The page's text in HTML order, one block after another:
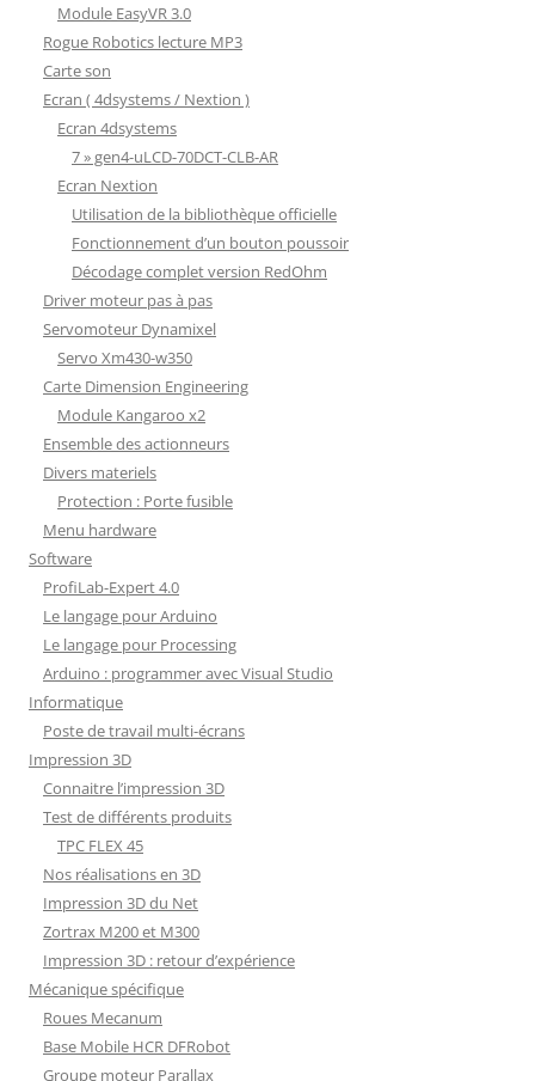
Module EasyVR 3.0
Rogue Robotics lecture MP3
Carte son
Ecran ( 4dsystems / Nextion )
Ecran 4dsystems
7 » gen4-uLCD-70DCT-CLB-AR
Ecran Nextion
Utilisation de la bibliothèque officielle
Fonctionnement d’un bouton poussoir
Décodage complet version RedOhm
Driver moteur pas à pas
Servomoteur Dynamixel
Servo Xm430-w350
Carte Dimension Engineering
Module Kangaroo x2
Ensemble des actionneurs
Divers materiels
Protection : Porte fusible
Menu hardware
Software
ProfiLab-Expert 4.0
Le langage pour Arduino
Le langage pour Processing
Arduino : programmer avec Visual Studio
Informatique
Poste de travail multi-écrans
Impression 3D
Connaitre l’impression 3D
Test de différents produits
TPC FLEX 45
Nos réalisations en 3D
Impression 3D du Net
Zortrax M200 et M300
Impression 3D : retour d’expérience
Mécanique spécifique
Roues Mecanum
Base Mobile HCR DFRobot
Groupe moteur Parallax